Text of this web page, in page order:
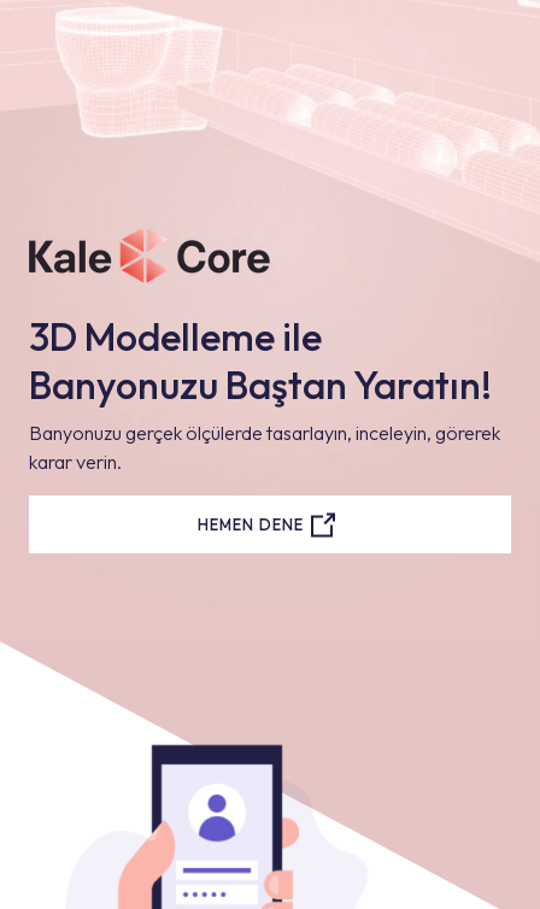
3D Modelleme ile
Banyonuzu Baştan Yaratın!
Banyonuzu gerçek ölçülerde tasarlayın, inceleyin, görerek
karar verin.
HEMEN DENE